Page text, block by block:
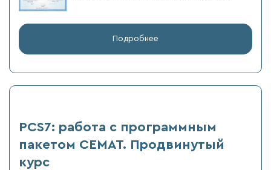
Подробнее
PCS7: работа с программным
пакетом СЕМАТ. Продвинутый
курс